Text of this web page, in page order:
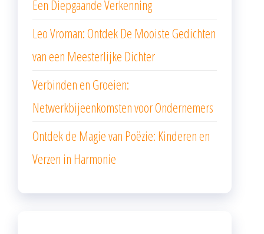
Een Diepgaande Verkenning
Leo Vroman: Ontdek De Mooiste Gedichten
van een Meesterlijke Dichter
Verbinden en Groeien:
Netwerkbijeenkomsten voor Ondernemers
Ontdek de Magie van Poëzie: Kinderen en
Verzen in Harmonie